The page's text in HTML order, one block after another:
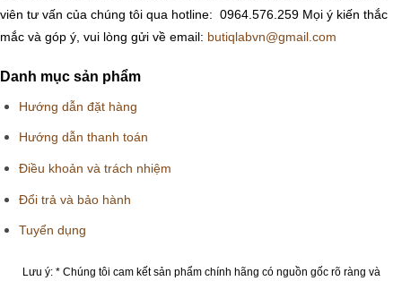
viên tư vấn của chúng tôi qua hotline: 0964.576.259 Mọi ý kiến thắc
mắc và góp ý, vui lòng gửi về email: butiqlabvn@gmail.com
Danh mục sản phẩm
Hướng dẫn đặt hàng
Hướng dẫn thanh toán
Điều khoản và trách nhiệm
Đổi trả và bảo hành
Tuyển dụng
Lưu ý: * Chúng tôi cam kết sản phẩm chính hãng có nguồn gốc rõ ràng và